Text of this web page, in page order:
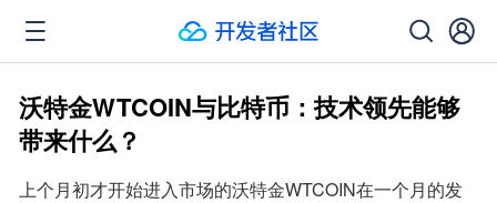
沃特金WTCOIN与比特币：技术领先能够
带来什么？
上个月初才开始进入市场的沃特金WTCOIN在一个月的发